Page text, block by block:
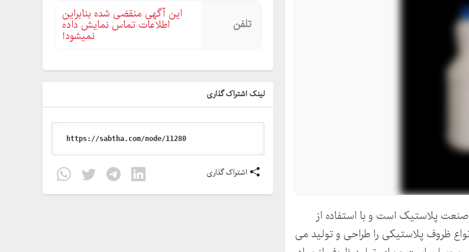
پلاستیک است و با استفاده از
ظروف پلاستیکی را طراحی و تولید می
تلفن
این آگهی منقضی شده بنابراین
اطلاعات تماس نمایش داده
نمیشود!
لینک اشتراک گذاری
اشتراک گذاری